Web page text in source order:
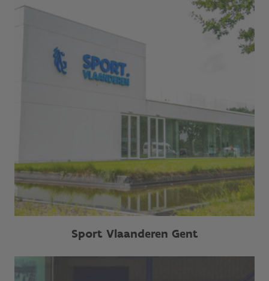
Sport Vlaanderen Gent